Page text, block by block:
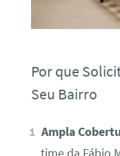
Por que
Seu Bairro
Ampla